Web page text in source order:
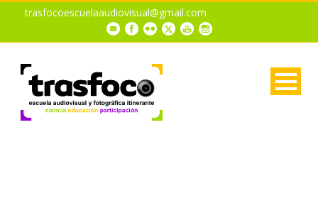
trasfocoescuelaaudiovisual@gmail.com